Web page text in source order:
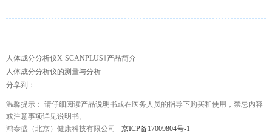
人体成分分析仪X-SCANPLUSⅡ产品简介
人体成分分析仪的测量与分析
分享到：
温馨提示： 请仔细阅读产品说明书或在医务人员的指导下购买和使用，禁忌内容
或注意事项详见说明书。
鸿泰盛（北京）健康科技有限公司
京ICP备17009804号-1